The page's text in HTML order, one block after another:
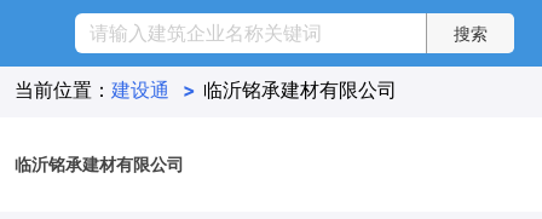
当前位置： 建设通 > 临沂铭承建材有限公司
临沂铭承建材有限公司